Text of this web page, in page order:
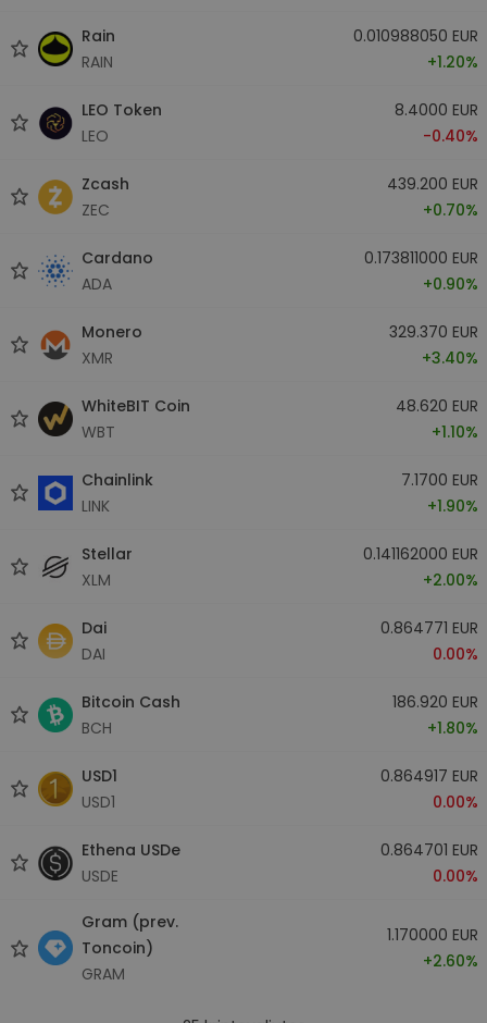
Rain
RAIN
0.010988050 EUR
+1.20%
LEO Token
LEO
8.4000 EUR
-0.40%
Zcash
ZEC
439.200 EUR
+0.70%
Cardano
ADA
0.173811000 EUR
+0.90%
Monero
XMR
329.370 EUR
+3.40%
WhiteBIT Coin
WBT
48.620 EUR
+1.10%
Chainlink
LINK
7.1700 EUR
+1.90%
Stellar
XLM
0.141162000 EUR
+2.00%
Dai
DAI
0.864771 EUR
0.00%
Bitcoin Cash
BCH
186.920 EUR
+1.80%
USD1
USD1
0.864917 EUR
0.00%
Ethena USDe
USDE
0.864701 EUR
0.00%
Gram (prev.
Toncoin)
GRAM
1.170000 EUR
+2.60%